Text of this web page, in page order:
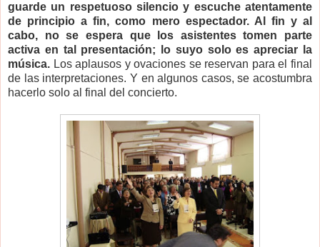
guarde un respetuoso silencio y escuche atentamente
de principio a fin, como mero espectador. Al fin y al
cabo, no se espera que los asistentes tomen parte
activa en tal presentación; lo suyo solo es apreciar la
música. Los aplausos y ovaciones se reservan para el final
de las interpretaciones. Y en algunos casos, se acostumbra
hacerlo solo al final del concierto.